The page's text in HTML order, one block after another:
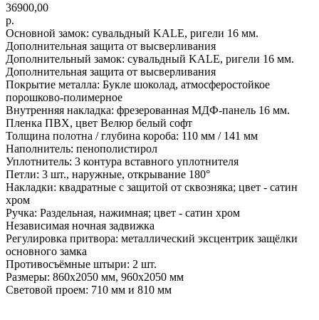
36900,00
р.
Основной замок: сувальдный KALE, ригели 16 мм.
Дополнительная защита от высверливания
Дополнительный замок: сувальдный KALE, ригели 16 мм.
Дополнительная защита от высверливания
Покрытие металла: Букле шоколад, атмосферостойкое
порошково-полимерное
Внутренняя накладка: фрезерованная МДФ-панель 16 мм.
Пленка ПВХ, цвет Велюр белый софт
Толщина полотна / глубина короба: 110 мм / 141 мм
Наполнитель: пенополистирол
Уплотнитель: 3 контура вставного уплотнителя
Петли: 3 шт., наружные, открывание 180°
Накладки: квадратные с защитой от сквозняка; цвет - сатин
хром
Ручка: Раздельная, нажимная; цвет - сатин хром
Независимая ночная задвижка
Регулировка притвора: металлический эксцентрик защёлки
основного замка
Противосъёмные штыри: 2 шт.
Размеры: 860х2050 мм, 960х2050 мм
Световой проем: 710 мм и 810 мм